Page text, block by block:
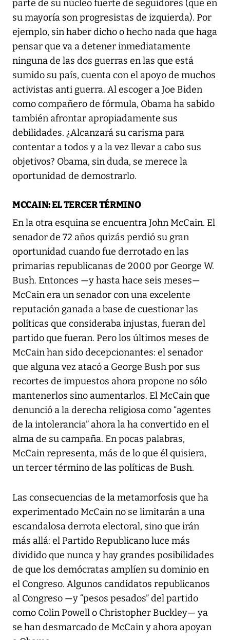
parte de su núcleo fuerte de seguidores (que en
su mayoría son progresistas de izquierda). Por
ejemplo, sin haber dicho o hecho nada que haga
pensar que va a detener inmediatamente
ninguna de las dos guerras en las que está
sumido su país, cuenta con el apoyo de muchos
activistas anti guerra. Al escoger a Joe Biden
como compañero de fórmula, Obama ha sabido
también afrontar apropiadamente sus
debilidades. ¿Alcanzará su carisma para
contentar a todos y a la vez llevar a cabo sus
objetivos? Obama, sin duda, se merece la
oportunidad de demostrarlo.
MCCAIN: EL TERCER TÉRMINO
En la otra esquina se encuentra John McCain. El
senador de 72 años quizás perdió su gran
oportunidad cuando fue derrotado en las
primarias republicanas de 2000 por George W.
Bush. Entonces —y hasta hace seis meses—
McCain era un senador con una excelente
reputación ganada a base de cuestionar las
políticas que consideraba injustas, fueran del
partido que fueran. Pero los últimos meses de
McCain han sido decepcionantes: el senador
que alguna vez atacó a George Bush por sus
recortes de impuestos ahora propone no sólo
mantenerlos sino aumentarlos. El McCain que
denunció a la derecha religiosa como “agentes
de la intolerancia” ahora la ha convertido en el
alma de su campaña. En pocas palabras,
McCain representa, más de lo que él quisiera,
un tercer término de las políticas de Bush.
Las consecuencias de la metamorfosis que ha
experimentado McCain no se limitarán a una
escandalosa derrota electoral, sino que irán
más allá: el Partido Republicano luce más
dividido que nunca y hay grandes posibilidades
de que los demócratas amplíen su dominio en
el Congreso. Algunos candidatos republicanos
al Congreso —y “pesos pesados” del partido
como Colin Powell o Christopher Buckley— ya
se han desmarcado de McCain y ahora apoyan